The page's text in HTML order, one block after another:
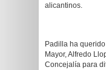
alicantinos.
Padilla ha
Mayor, Alfredo
Concejalía para